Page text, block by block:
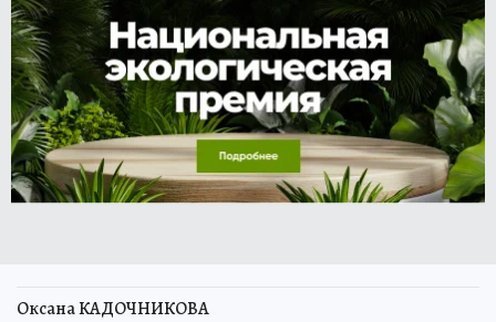
Оксана КАДОЧНИКОВА